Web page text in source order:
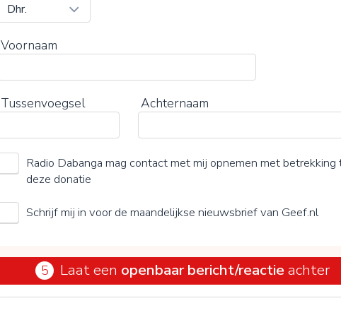
Voornaam
Tussenvoegsel Achternaam
Radio Dabanga mag contact met mij opnemen met
deze donatie
Schrijf mij in voor de maandelijkse nieuwsbrief van Geef.nl
5 Laat een openbaar bericht/reactie achter